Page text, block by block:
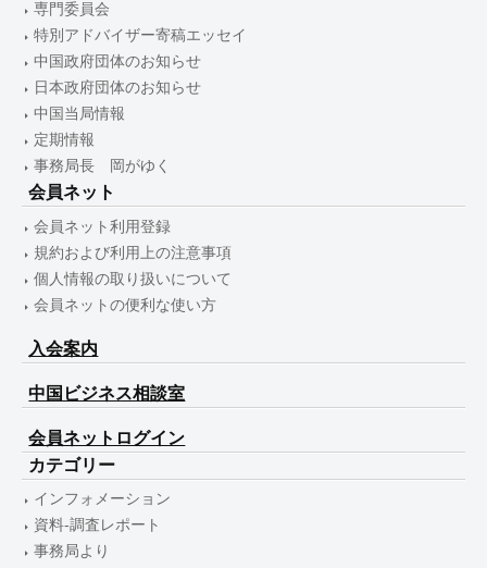
専門委員会
特別アドバイザー寄稿エッセイ
中国政府団体のお知らせ
日本政府団体のお知らせ
中国当局情報
定期情報
事務局長 岡がゆく
会員ネット
会員ネット利用登録
規約および利用上の注意事項
個人情報の取り扱いについて
会員ネットの便利な使い方
入会案内
中国ビジネス相談室
会員ネットログイン
カテゴリー
インフォメーション
資料-調査レポート
事務局より